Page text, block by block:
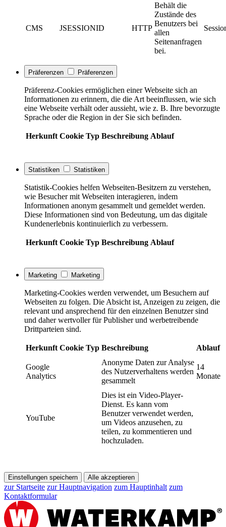
CMS JSESSIONID HTTP
Behält die
Zustände des
Benutzers bei
allen
Seitenanfragen
bei.
Präferenzen Präferenzen
Präferenz-Cookies ermöglichen einer Webseite sich an
Informationen zu erinnern, die die Art beeinflussen, wie sich
eine Webseite verhält oder aussieht, wie z. B. Ihre bevorzugte
Sprache oder die Region in der Sie sich befinden.
Herkunft Cookie Typ Beschreibung Ablauf
Statistiken Statistiken
Statistik-Cookies helfen Webseiten-Besitzern zu verstehen,
wie Besucher mit Webseiten interagieren, indem
Informationen anonym gesammelt und gemeldet werden.
Diese Informationen sind von Bedeutung, um das digitale
Kundenerlebnis kontinuierlich zu verbessern.
Herkunft Cookie Typ Beschreibung Ablauf
Marketing Marketing
Marketing-Cookies werden verwendet, um Besuchern auf
Webseiten zu folgen. Die Absicht ist, Anzeigen zu zeigen, die
relevant und ansprechend für den einzelnen Benutzer sind
und daher wertvoller für Publisher und werbetreibende
Drittparteien sind.
Herkunft Cookie Typ Beschreibung Ablauf
Google
Analytics
Anonyme Daten zur Analyse
des Nutzerverhaltens werden
gesammelt
14
Monate
YouTube
Dies ist ein Video-Player-
Dienst. Es kann vom
Benutzer verwendet werden,
um Videos anzusehen, zu
teilen, zu kommentieren und
hochzuladen.
Einstellungen speichern Alle akzeptieren
zur Startseite zur Hauptnavigation zum Hauptinhalt zum
Kontaktformular